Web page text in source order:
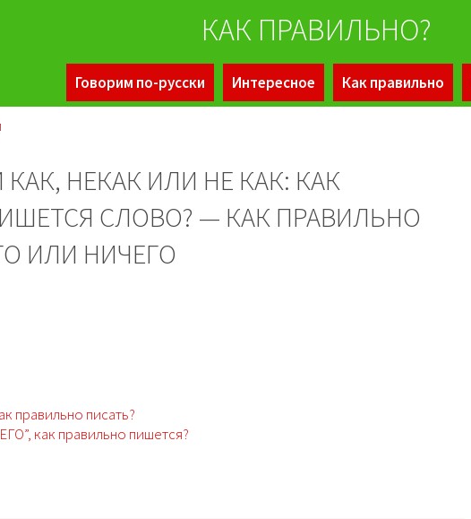
КАК ПРАВИЛЬНО?
Говорим по-русски Интересное Как правильно
НЕКАК ИЛИ НЕ КАК: КАК
СЛОВО? — КАК ПРАВИЛЬНО
ИЛИ НИЧЕГО
правильно писать?
как правильно пишется?